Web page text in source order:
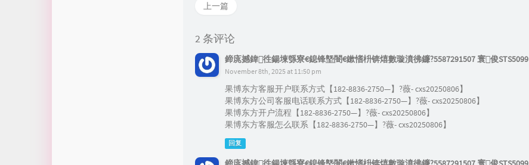
上一篇
2 条评论
鍗庣撼鍏徃鍚堜綔寮€鎴锋墍闇€鏉愭枡锛熺數璇濆彿鐮?5587291507 寰俊STS5099
November 8th, 2025 at 11:50 pm
果博东方客服开户联系方式【182-8836-2750—】?薇- cxs20250806】
果博东方公司客服电话联系方式【182-8836-2750—】?薇- cxs20250806】
果博东方开户流程【182-8836-2750—】?薇- cxs20250806】
果博东方客服怎么联系【182-8836-2750—】?薇- cxs20250806】
回复